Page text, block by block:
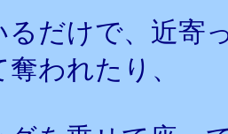
るだけで、近寄
われたり、